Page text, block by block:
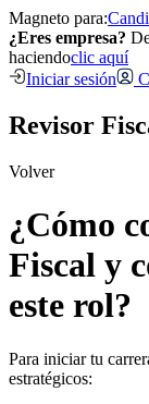
Magneto para:
¿Eres empresa?
haciendoclic aquí
Iniciar sesión
Revisor
Volver
¿Cómo
Fiscal y
este rol?
Para iniciar tu
estratégicos: